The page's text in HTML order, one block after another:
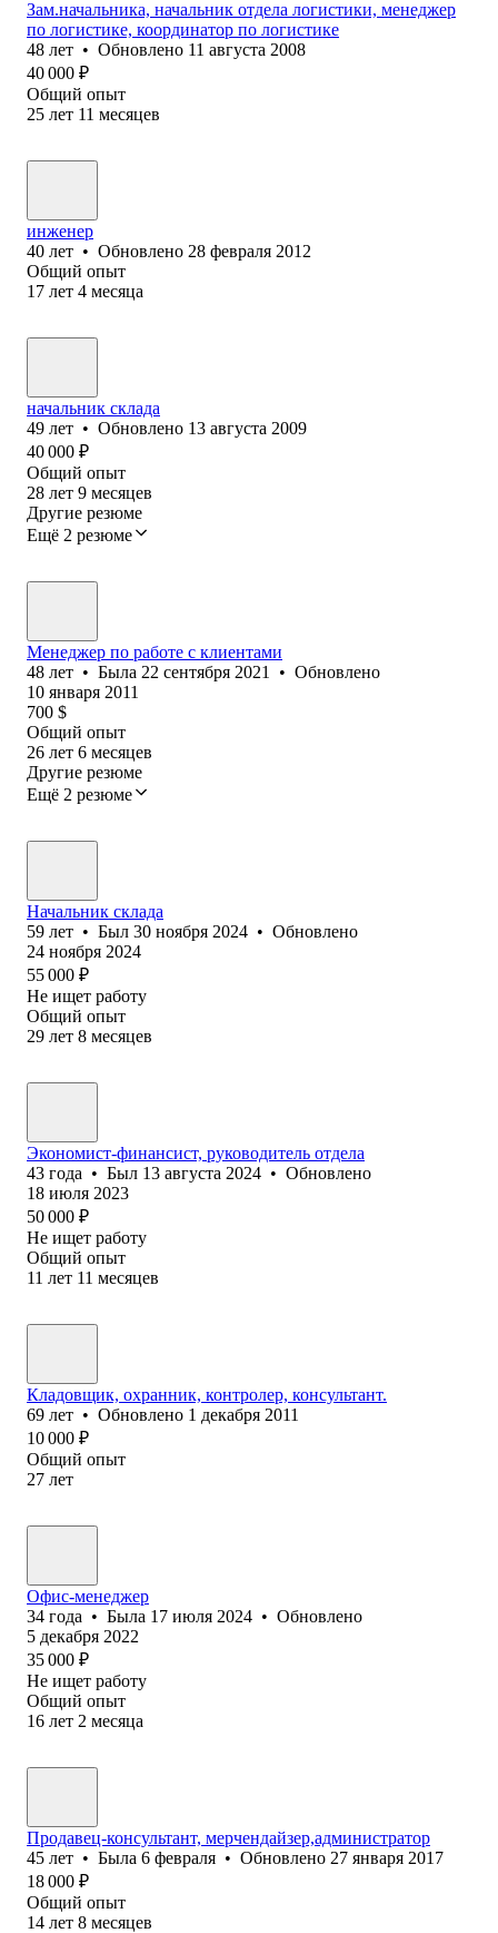
Зам.начальника, начальник отдела логистики, менеджер
по логистике, координатор по логистике
48 лет • Обновлено 11 августа 2008
40 000 ₽
Общий опыт
25 лет 11 месяцев
инженер
40 лет • Обновлено 28 февраля 2012
Общий опыт
17 лет 4 месяца
начальник склада
49 лет • Обновлено 13 августа 2009
40 000 ₽
Общий опыт
28 лет 9 месяцев
Другие резюме
Ещё 2 резюме
Менеджер по работе с клиентами
48 лет • Была 22 сентября 2021 • Обновлено
10 января 2011
700 $
Общий опыт
26 лет 6 месяцев
Другие резюме
Ещё 2 резюме
Начальник склада
59 лет • Был 30 ноября 2024 • Обновлено
24 ноября 2024
55 000 ₽
Не ищет работу
Общий опыт
29 лет 8 месяцев
Экономист-финансист, руководитель отдела
43 года • Был 13 августа 2024 • Обновлено
18 июля 2023
50 000 ₽
Не ищет работу
Общий опыт
11 лет 11 месяцев
Кладовщик, охранник, контролер, консультант.
69 лет • Обновлено 1 декабря 2011
10 000 ₽
Общий опыт
27 лет
Офис-менеджер
34 года • Была 17 июля 2024 • Обновлено
5 декабря 2022
35 000 ₽
Не ищет работу
Общий опыт
16 лет 2 месяца
Продавец-консультант, мерчендайзер,администратор
45 лет • Была 6 февраля • Обновлено 27 января 2017
18 000 ₽
Общий опыт
14 лет 8 месяцев